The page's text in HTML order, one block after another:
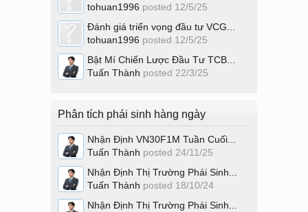
tohuan1996 posted 12/5/25
Đánh giá triển vọng đầu tư VCG...
tohuan1996 posted 12/5/25
Bật Mí Chiến Lược Đầu Tư TCB...
Tuấn Thành posted 22/3/25
Phân tích phái sinh hàng ngày
Nhận Định VN30F1M Tuần Cuối...
Tuấn Thành posted 24/11/25
Nhận Định Thị Trường Phái Sinh...
Tuấn Thành posted 18/10/24
Nhận Định Thị Trường Phái Sinh...